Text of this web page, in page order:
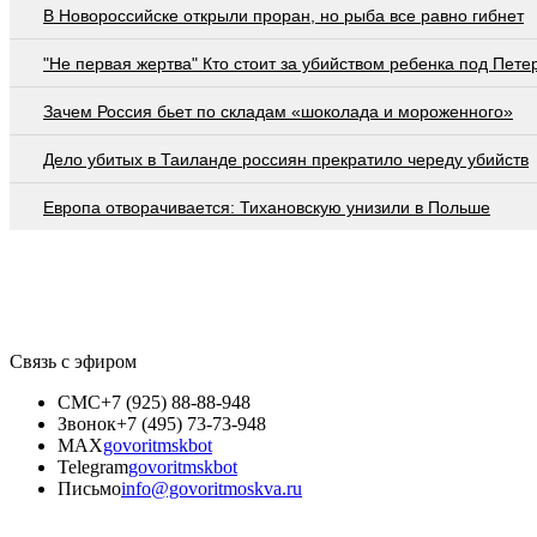
В Новороссийске открыли проран, но рыба все равно гибнет
"Не первая жертва" Кто стоит за убийством ребенка под
Зачем Россия бьет по складам «шоколада и мороженного»
Дело убитых в Таиланде россиян прекратило череду убийств
Европа отворачивается: Тихановскую унизили в Польше
Связь с эфиром
СМС+7 (925) 88-88-948
Звонок+7 (495) 73-73-948
MAXgovoritmskbot
Telegramgovoritmskbot
Письмоinfo@govoritmoskva.ru